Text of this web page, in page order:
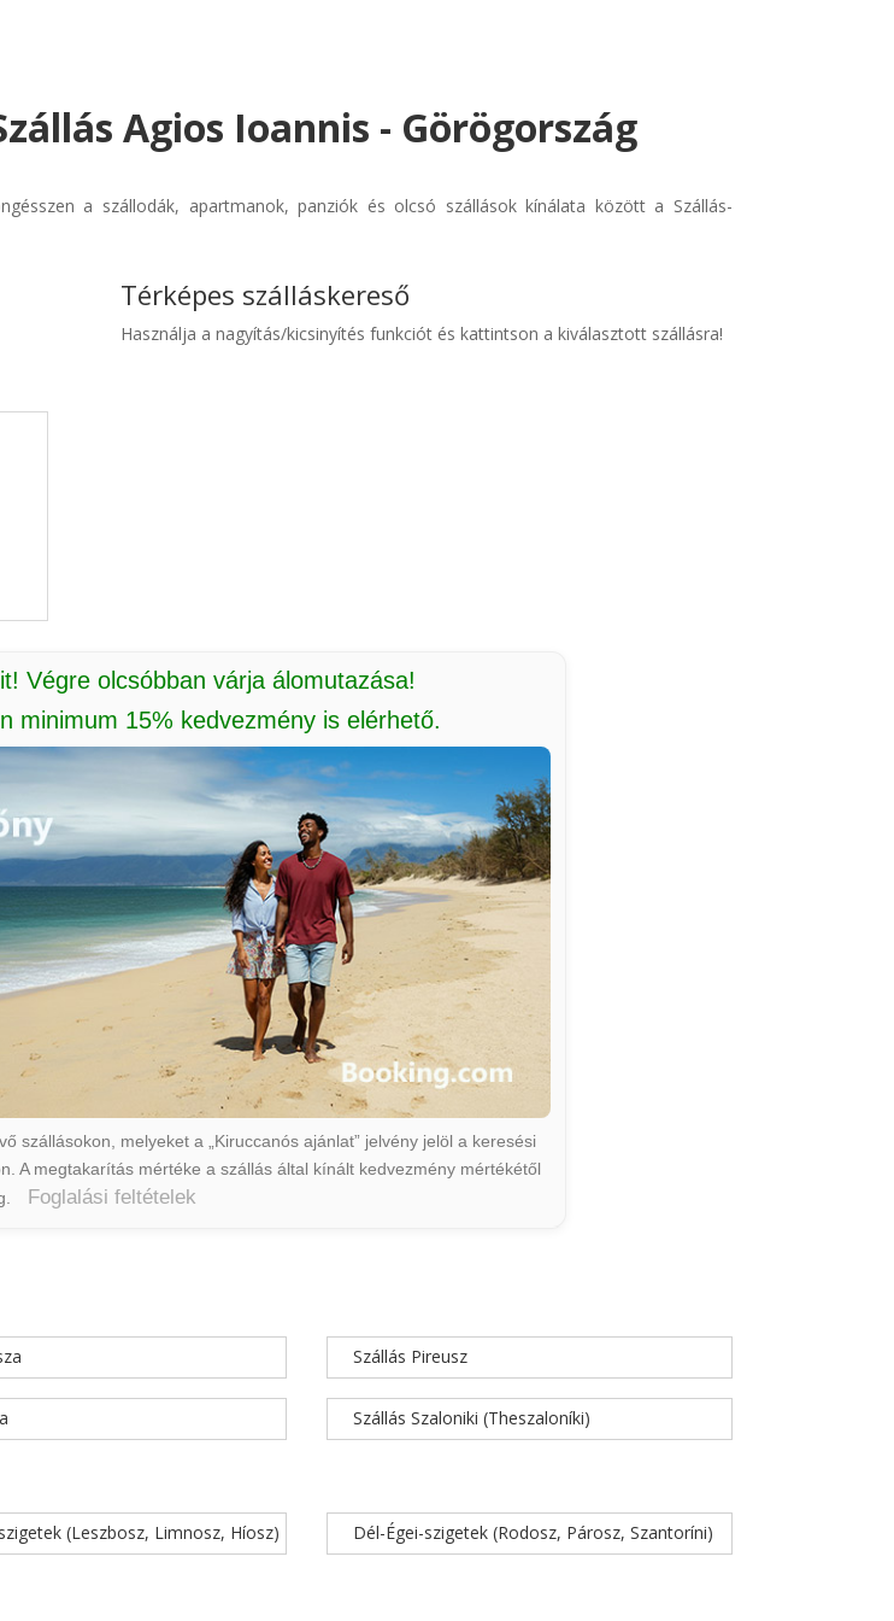
Agios Ioannis - Görögország
a szállodák, apartmanok, panziók és olcsó szállások kínálata között a Szállás-
Térképes szálláskereső
Használja a nagyítás/kicsinyítés funkciót és kattintson a kiválasztott szállásra!
Végre olcsóbban várja álomutazása!
minimum 15% kedvezmény is elérhető.
szállásokon, melyeket a „Kiruccanós ajánlat” jelvény jelöl a keresési
A megtakarítás mértéke a szállás által kínált kedvezmény mértékétől
Foglalási feltételek
Szállás Pireusz
Szállás Szaloniki (Theszaloníki)
(Leszbosz, Limnosz, Híosz) Dél-Égei-szigetek (Rodosz, Párosz, Szantoríni)